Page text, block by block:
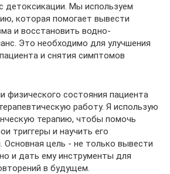
детоксикации. Мы используем
которая помогает вывести
и восстановить водно-
Это необходимо для улучшения
и снятия симптомов
физического состояния пациента
работу. Я использую
терапию, чтобы помочь
триггеры и научить его
Основная цель - не только вывести
и дать ему инструменты для
в будущем.